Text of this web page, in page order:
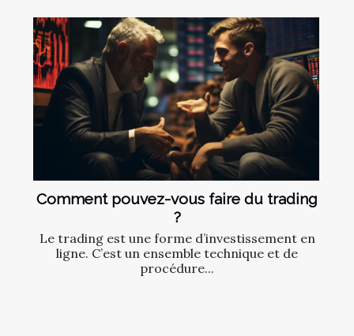
Comment pouvez-vous faire du trading
?
Le trading est une forme d’investissement en
ligne. C’est un ensemble technique et de
procédure...